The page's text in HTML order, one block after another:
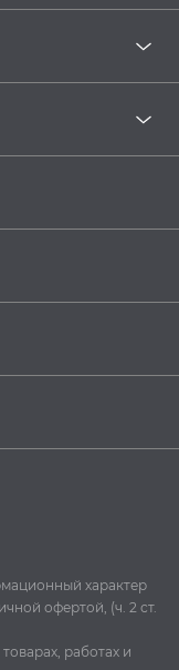
характер
офертой, (ч. 2 ст.
работах и